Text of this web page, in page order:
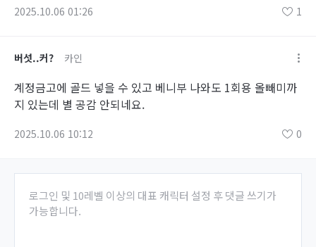
2025.10.06 01:26 1
버섯..커? 카인
계정금고에 골드 넣을 수 있고 베니부 나와도 1회용 올빼미까
지 있는데 별 공감 안되네요.
2025.10.06 10:12 0
로그인 및 10레벨 이상의 대표 캐릭터 설정 후 댓글 쓰기가
가능합니다.